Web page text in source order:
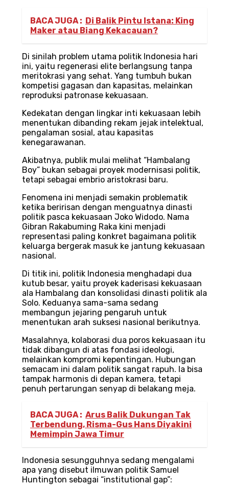
BACA JUGA : Di Balik Pintu Istana: King
Maker atau Biang Kekacauan?
Di sinilah problem utama politik Indonesia hari
ini, yaitu regenerasi elite berlangsung tanpa
meritokrasi yang sehat. Yang tumbuh bukan
kompetisi gagasan dan kapasitas, melainkan
reproduksi patronase kekuasaan.
Kedekatan dengan lingkar inti kekuasaan lebih
menentukan dibanding rekam jejak intelektual,
pengalaman sosial, atau kapasitas
kenegarawanan.
Akibatnya, publik mulai melihat “Hambalang
Boy” bukan sebagai proyek modernisasi politik,
tetapi sebagai embrio aristokrasi baru.
Fenomena ini menjadi semakin problematik
ketika beririsan dengan menguatnya dinasti
politik pasca kekuasaan Joko Widodo. Nama
Gibran Rakabuming Raka kini menjadi
representasi paling konkret bagaimana politik
keluarga bergerak masuk ke jantung kekuasaan
nasional.
Di titik ini, politik Indonesia menghadapi dua
kutub besar, yaitu proyek kaderisasi kekuasaan
ala Hambalang dan konsolidasi dinasti politik ala
Solo. Keduanya sama-sama sedang
membangun jejaring pengaruh untuk
menentukan arah suksesi nasional berikutnya.
Masalahnya, kolaborasi dua poros kekuasaan itu
tidak dibangun di atas fondasi ideologi,
melainkan kompromi kepentingan. Hubungan
semacam ini dalam politik sangat rapuh. Ia bisa
tampak harmonis di depan kamera, tetapi
penuh pertarungan senyap di belakang meja.
BACA JUGA : Arus Balik Dukungan Tak
Terbendung, Risma-Gus Hans Diyakini
Memimpin Jawa Timur
Indonesia sesungguhnya sedang mengalami
apa yang disebut ilmuwan politik Samuel
Huntington sebagai “institutional gap”: